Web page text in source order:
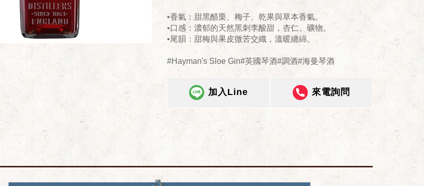
•香氣：甜黑醋栗、梅子、乾果與草本香氣。
•口感：濃郁的天然黑刺李酸甜，杏仁、礦物。
•尾韻：甜梅與果皮微苦交織，溫暖纏綿。
#Hayman's Sloe Gin#英國琴酒#調酒#海曼琴酒
加入Line 來電詢問